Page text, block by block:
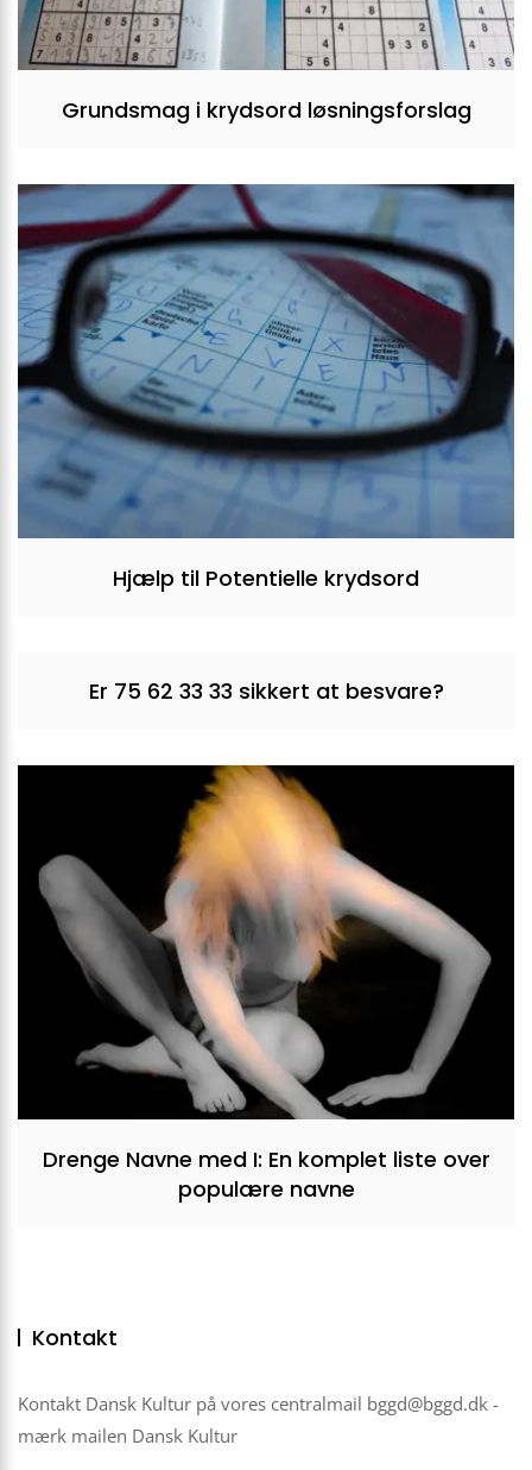
Grundsmag i krydsord løsningsforslag
Hjælp til Potentielle krydsord
Er 75 62 33 33 sikkert at besvare?
Drenge Navne med I: En komplet liste over
populære navne
Kontakt
Kontakt Dansk Kultur på vores centralmail bggd@bggd.dk -
mærk mailen Dansk Kultur